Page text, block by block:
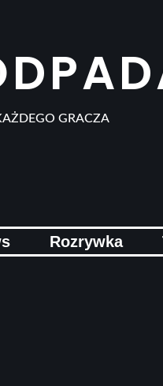
GRACZA
Rozrywka